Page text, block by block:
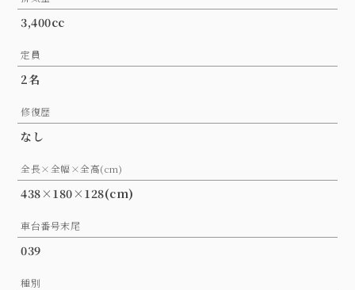
3,400cc
定員
2名
修復歴
なし
全長×全幅×全高(cm)
438×180×128(cm)
車台番号末尾
039
種別